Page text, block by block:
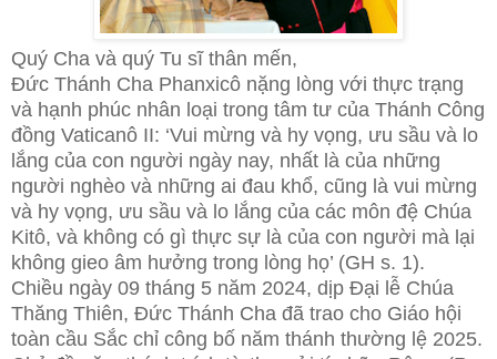
Quý Cha và quý Tu sĩ thân mến,
Đức Thánh Cha Phanxicô nặng lòng với thực trạng
và hạnh phúc nhân loại trong tâm tư của Thánh Công
đồng Vaticanô II: ‘Vui mừng và hy vọng, ưu sầu và lo
lắng của con người ngày nay, nhất là của những
người nghèo và những ai đau khổ, cũng là vui mừng
và hy vọng, ưu sầu và lo lắng của các môn đệ Chúa
Kitô, và không có gì thực sự là của con người mà lại
không gieo âm hưởng trong lòng họ’ (GH s. 1).
Chiều ngày 09 tháng 5 năm 2024, dịp Đại lễ Chúa
Thăng Thiên, Đức Thánh Cha đã trao cho Giáo hội
toàn cầu Sắc chỉ công bố năm thánh thường lệ 2025.